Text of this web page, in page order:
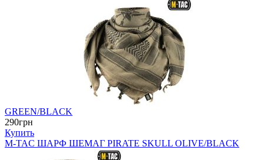
GREEN/BLACK
290грн
Купить
M-TAC ШАРФ ШЕМАГ PIRATE SKULL OLIVE/BLACK